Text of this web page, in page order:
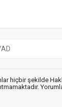
hiçbir şekilde